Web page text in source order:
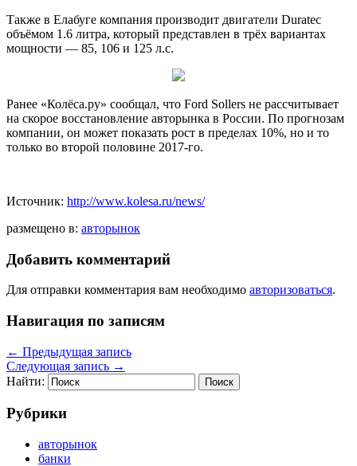
Также в Елабуге компания производит двигатели Duratec
объёмом 1.6 литра, который представлен в трёх вариантах
мощности — 85, 106 и 125 л.с.
Ранее «Колёса.ру» сообщал, что Ford Sollers не рассчитывает
на скорое восстановление авторынка в России. По прогнозам
компании, он может показать рост в пределах 10%, но и то
только во второй половине 2017-го.
Источник: http://www.kolesa.ru/news/
размещено в: авторынок
Добавить комментарий
Для отправки комментария вам необходимо авторизоваться.
Навигация по записям
← Предыдущая запись
Следующая запись →
Найти:
Рубрики
авторынок
банки